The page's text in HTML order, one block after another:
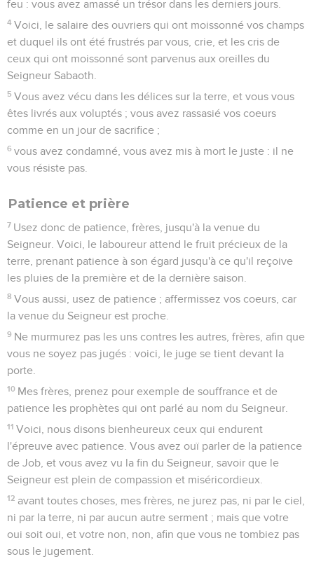
de *Simon, fils de Jonas, originaire de Bethsaïda en *Galilée,
que Jésus appela à le suivre.
Avec *Jacques et Jean, il fit partie de son cercle d’intimes.
Ce fut lui qui, le premier, le reconnut comme *Messie, et
qui, pourtant, le renia par trois fois. Mais il reconnut sa faute
et Jésus lui pardonna. Pierre joua alors un rôle éminent au
début de l’Eglise chrétienne, à la Pentecôte (Ac 2) et
prédit qu’il mourrait martyr (Jn 21.18).
lettre (5.12). Celle-ci se présente comme une circulaire
écrite de « Babylone », c’est-à-dire, sans doute, de Rome, à
des chrétiens de fraîche date (2.2), membres d’Eglises de
différentes provinces d’*Asie mineure (la Turquie actuelle).
Les nombreuses citations de l’Ancien Testament, les
allusions à des faits et des rites de l’ancienne *alliance,
l’exemple de Sara, les histoires de *Noé et d’*Abraham
pourraient faire penser que ces Eglises étaient composées
de chrétiens d’origine juive. Mais quelques expressions du
qui autrefois n’étiez pas son peuple » (2.10).
Le but de la lettre ressort clairement du contenu ; l’apôtre
veut encourager les chrétiens à tenir ferme devant
l’épreuve et la persécution imminente. Des enseignements
sur le sens de la souffrance (1.3-9 et 3.18 à 5.10) encadrent
un développement sur la bonne conduite que doit adopter
le croyant au milieu d’un monde qui lui est hostile.
L’espérance du salut ultime, accompli par Jésus-Christ (1.3-